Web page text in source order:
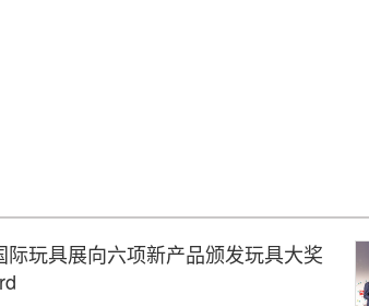
际玩具展向六项新产品颁发玩具大奖